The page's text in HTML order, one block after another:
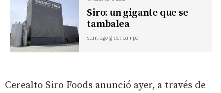
Siro: un gigante que se
tambalea
santiago-g-del-campo
Cerealto Siro Foods anunció ayer, a través de